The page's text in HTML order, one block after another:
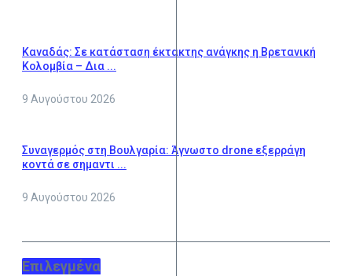
Καναδάς: Σε κατάσταση έκτακτης ανάγκης η Βρετανική
Κολομβία – Δια ...
9 Αυγούστου 2026
Συναγερμός στη Βουλγαρία: Άγνωστο drone εξερράγη
κοντά σε σημαντι ...
9 Αυγούστου 2026
Επιλεγμένα